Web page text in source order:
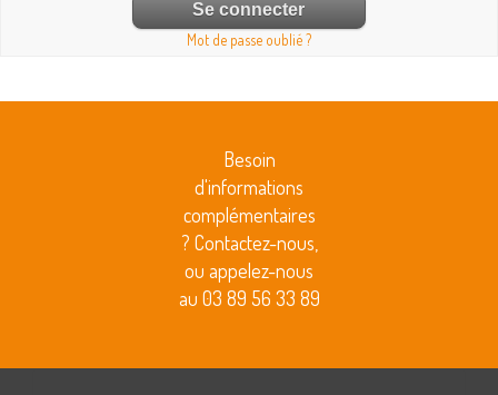
Mot de passe oublié ?
Besoin
d'informations
complémentaires
? Contactez-nous,
ou appelez-nous
au 03 89 56 33 89